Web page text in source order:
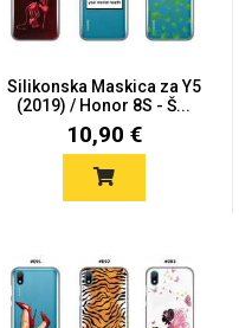
Silikonska Maskica za Y5
(2019) / Honor 8S - Š...
10,90 €